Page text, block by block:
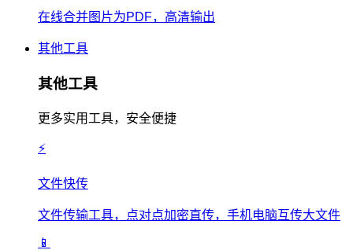
在线合并图片为PDF，高清输出
其他工具
其他工具
更多实用工具，安全便捷
⚡
文件快传
文件传输工具，点对点加密直传，手机电脑互传大文件
📱